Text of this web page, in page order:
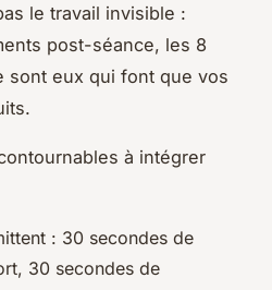
le travail invisible :
post-séance, les 8
sont eux qui font que vos
à intégrer
: 30 secondes de
30 secondes de